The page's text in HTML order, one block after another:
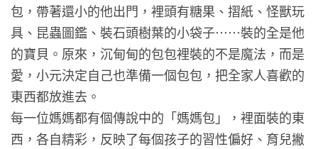
包，帶著還小的他出門，裡頭有糖果、摺紙、怪獸玩
具、昆蟲圖鑑、裝石頭樹葉的小袋子……裝的全是他
的寶貝。原來，沉甸甸的包包裡裝的不是魔法，而是
愛，小元決定自己也準備一個包包，把全家人喜歡的
東西都放進去。
每一位媽媽都有個傳說中的「媽媽包」，裡面裝的東
西，各自精彩，反映了每個孩子的習性偏好、育兒撇